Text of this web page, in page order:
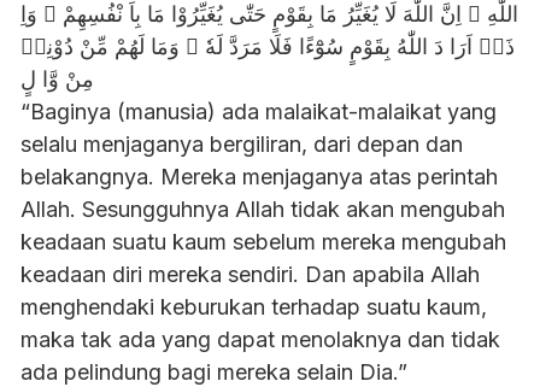
اللّٰهِ ۗ اِنَّ اللّٰهَ لَا يُغَيِّرُ مَا بِقَوْمٍ حَتّٰى يُغَيِّرُوْا مَا بِاَ نْفُسِهِمْ ۗ وَاِ
ذَاۤ اَرَا دَ اللّٰهُ بِقَوْمٍ سُوْٓءًا فَلَا مَرَدَّ لَهٗ ۚ وَمَا لَهُمْ مِّنْ دُوْنِهٖ
مِنْ وَّا لٍ
“Baginya (manusia) ada malaikat-malaikat yang
selalu menjaganya bergiliran, dari depan dan
belakangnya. Mereka menjaganya atas perintah
Allah. Sesungguhnya Allah tidak akan mengubah
keadaan suatu kaum sebelum mereka mengubah
keadaan diri mereka sendiri. Dan apabila Allah
menghendaki keburukan terhadap suatu kaum,
maka tak ada yang dapat menolaknya dan tidak
ada pelindung bagi mereka selain Dia.”